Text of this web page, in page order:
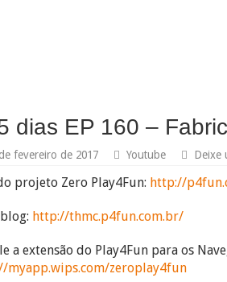
dias EP 160 –
fevereiro de 2017 Youtube Deixe
projeto Zero Play4Fun: http://
http://thmc.p4fun.com.br/
a extensão do Play4Fun para os
myapp.wips.com/zeroplay4fun